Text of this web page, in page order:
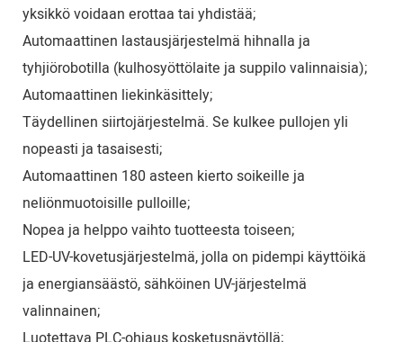
yksikkö voidaan erottaa tai yhdistää;
Automaattinen lastausjärjestelmä hihnalla ja
tyhjiörobotilla (kulhosyöttölaite ja suppilo valinnaisia);
Automaattinen liekinkäsittely;
Täydellinen siirtojärjestelmä. Se kulkee pullojen yli
nopeasti ja tasaisesti;
Automaattinen 180 asteen kierto soikeille ja
neliönmuotoisille pulloille;
Nopea ja helppo vaihto tuotteesta toiseen;
LED-UV-kovetusjärjestelmä, jolla on pidempi käyttöikä
ja energiansäästö, sähköinen UV-järjestelmä
valinnainen;